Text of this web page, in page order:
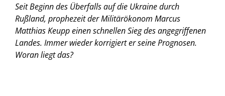
Seit Beginn des Überfalls auf die Ukraine durch
Rußland, prophezeit der Militärökonom Marcus
Matthias Keupp einen schnellen Sieg des angegriffenen
Landes. Immer wieder korrigiert er seine Prognosen.
Woran liegt das?